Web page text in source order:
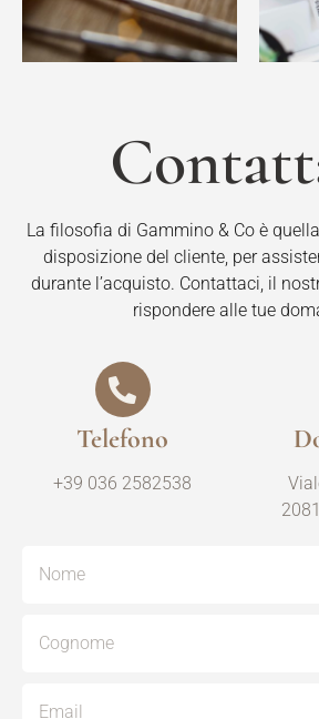
La filosofia di Gammino & Co è
disposizione del cliente, per
durante l’acquisto. Contattaci, il
rispondere alle tue
Telefono
+39 036 2582538